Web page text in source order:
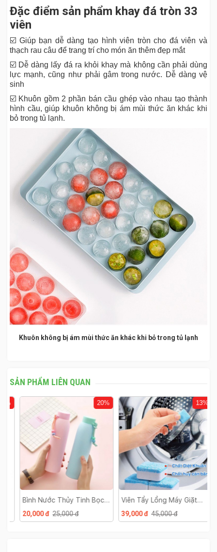
Đặc điểm sản phẩm khay đá tròn 33
viên
☑️ Giúp bạn dễ dàng tạo hình viên tròn cho đá viên và
thạch rau câu để trang trí cho món ăn thêm đẹp mắt
☑️ Dễ dàng lấy đá ra khỏi khay mà không cần phải dùng
lực mạnh, cũng như phải gâm trong nước. Dễ dàng vệ
sinh
☑️ Khuôn gồm 2 phần bán cầu ghép vào nhau tạo thành
hình cầu, giúp khuôn không bị ám mùi thức ăn khác khi
bỏ trong tủ lạnh.
Khuôn không bị ám mùi thức ăn khác khi bỏ trong tủ lạnh
SẢN PHẨM LIÊN QUAN
20%
Bình Nước Thủy Tinh Bọc
Nhựa
20,000 đ25,000 đ
13%
Viên Tẩy Lồng Máy Giặt
Hộp 12 Viên
39,000 đ45,000 đ